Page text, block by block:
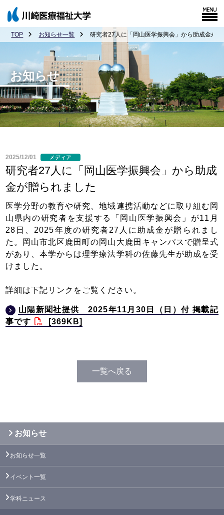
TOP お知らせ一覧 研究者27人に「岡山医学振興会」から助成金が
お知らせ
2025/12/01 メディア
研究者27人に「岡山医学振興会」から助成
金が贈られました
医学分野の教育や研究、地域連携活動などに取り組む岡
山県内の研究者を支援する「岡山医学振興会」が11月
28日、2025年度の研究者27人に助成金が贈られまし
た。岡山市北区鹿田町の岡山大鹿田キャンパスで贈呈式
があり、本学からは理学療法学科の佐藤先生が助成を受
けました。
詳細は下記リンクをご覧ください。
山陽新聞社提供 2025年11月30日（日）付 掲載記
事です
[369KB]
一覧へ戻る
お知らせ
お知らせ一覧
イベント一覧
学科ニュース